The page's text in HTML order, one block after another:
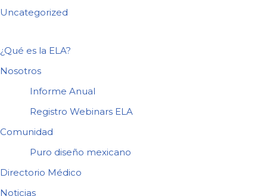
Uncategorized
¿Qué es la ELA?
Nosotros
Informe Anual
Registro Webinars ELA
Comunidad
Puro diseño mexicano
Directorio Médico
Noticias